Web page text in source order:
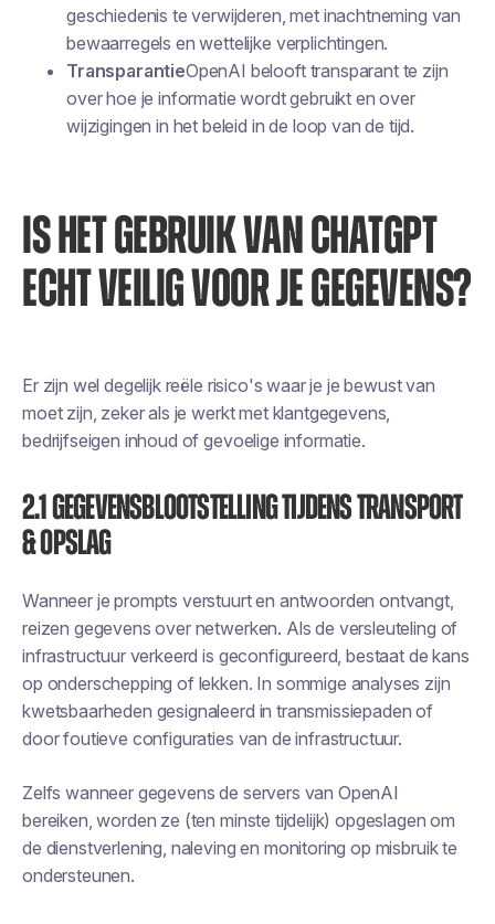
geschiedenis te verwijderen, met inachtneming van
bewaarregels en wettelijke verplichtingen.
TransparantieOpenAI belooft transparant te zijn
over hoe je informatie wordt gebruikt en over
wijzigingen in het beleid in de loop van de tijd.
IS HET GEBRUIK VAN CHATGPT
ECHT VEILIG VOOR JE GEGEVENS?
Er zijn wel degelijk reële risico's waar je je bewust van
moet zijn, zeker als je werkt met klantgegevens,
bedrijfseigen inhoud of gevoelige informatie.
2.1 Gegevensblootstelling tijdens transport
& opslag
Wanneer je prompts verstuurt en antwoorden ontvangt,
reizen gegevens over netwerken. Als de versleuteling of
infrastructuur verkeerd is geconfigureerd, bestaat de kans
op onderschepping of lekken. In sommige analyses zijn
kwetsbaarheden gesignaleerd in transmissiepaden of
door foutieve configuraties van de infrastructuur.
Zelfs wanneer gegevens de servers van OpenAI
bereiken, worden ze (ten minste tijdelijk) opgeslagen om
de dienstverlening, naleving en monitoring op misbruik te
ondersteunen.